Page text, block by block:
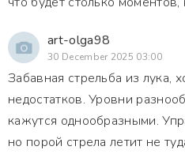
art-olga98
30 December 2025 03:00
Забавная стрельба из лука,
недостатков. Уровни
кажутся однообразными.
но порой стрела летит не